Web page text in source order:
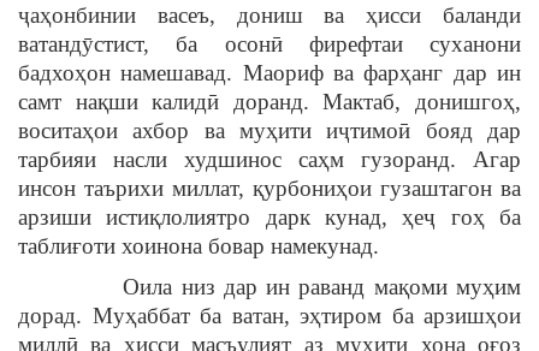
ҷаҳонбинии васеъ, дониш ва ҳисси баланди
ватандӯстист, ба осонӣ фирефтаи суханони
бадхоҳон намешавад. Маориф ва фарҳанг дар ин
самт нақши калидӣ доранд. Мактаб, донишгоҳ,
воситаҳои ахбор ва муҳити иҷтимоӣ бояд дар
тарбияи насли худшинос саҳм гузоранд. Агар
инсон таърихи миллат, қурбониҳои гузаштагон ва
арзиши истиқлолиятро дарк кунад, ҳеҷ гоҳ ба
таблиғоти хоинона бовар намекунад.
Оила низ дар ин раванд мақоми муҳим
дорад. Муҳаббат ба ватан, эҳтиром ба арзишҳои
миллӣ ва ҳисси масъулият аз муҳити хона оғоз